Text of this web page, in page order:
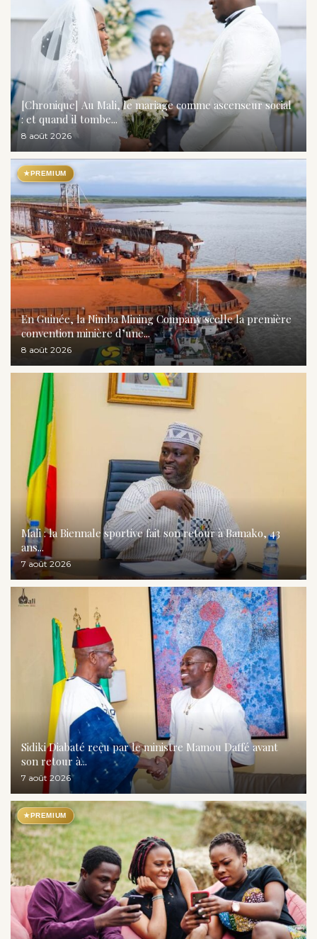
[Chronique] Au Mali, le mariage comme ascenseur social
: et quand il tombe...
8 août 2026
★PREMIUM
En Guinée, la Nimba Mining Company scelle la première
convention minière d’une...
8 août 2026
Mali : la Biennale sportive fait son retour à Bamako, 43
ans...
7 août 2026
Sidiki Diabaté reçu par le ministre Mamou Daffé avant
son retour à...
7 août 2026
★PREMIUM